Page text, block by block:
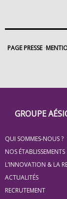
Groupe
Eovi
pour
les
minis
GROUPE
QUI SOMMES-NOUS ?
NOS ÉTABLISSEMENTS
L’INNOVATION & LA
ACTUALITÉS
RECRUTEMENT
PAGE PRESSE